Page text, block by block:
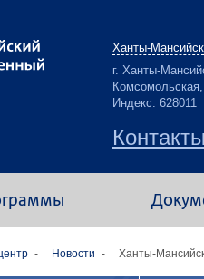
Ханты-Мансийск
г. Ханты-
Индекс: 628011
Контакты
Новости Ханты-